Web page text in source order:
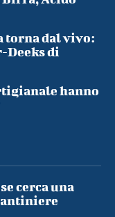
torna dal vivo:
Deeks di
hanno
cerca una